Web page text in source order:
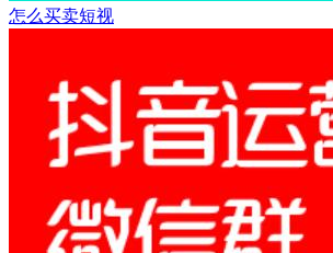
怎么买卖短视